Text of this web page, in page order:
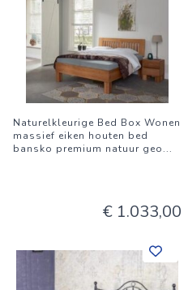
Naturelkleurige Bed Box Wonen
massief eiken houten bed
bansko premium natuur geo...
€ 1.033,00